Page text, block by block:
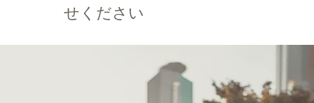
せください